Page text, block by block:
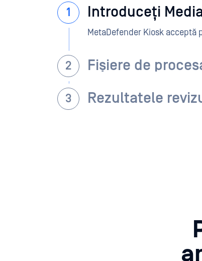
Introduceți
MetaDefender Kiosk acceptă
Fișiere de
Rezultatele